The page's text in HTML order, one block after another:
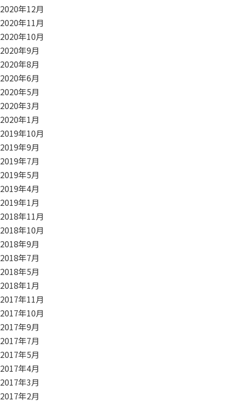
2020年12月
2020年11月
2020年10月
2020年9月
2020年8月
2020年6月
2020年5月
2020年3月
2020年1月
2019年10月
2019年9月
2019年7月
2019年5月
2019年4月
2019年1月
2018年11月
2018年10月
2018年9月
2018年7月
2018年5月
2018年1月
2017年11月
2017年10月
2017年9月
2017年7月
2017年5月
2017年4月
2017年3月
2017年2月